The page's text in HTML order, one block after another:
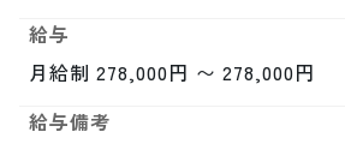
給与
月給制 278,000円 〜 278,000円
給与備考